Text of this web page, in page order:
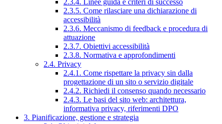
2.3.5. Come rilasciare una dichiarazione di
accessibilità
2.3.6. Meccanismo di feedback e procedura di
attuazione
2.3.7. Obiettivi accessibilità
2.3.8. Normativa e approfondimenti
2.4. Privacy
2.4.1. Come rispettare la privacy sin dalla
progettazione di un sito o servizio digitale
2.4.2. Richiedi il consenso quando necessario
2.4.3. Le basi del sito web: architettura,
informativa privacy, riferimenti DPO
3. Pianificazione, gestione e strategia